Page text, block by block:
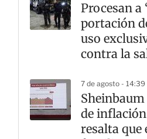
Procesan a
portación
uso
contra la
7 de agosto - 14:39
de
resalta que